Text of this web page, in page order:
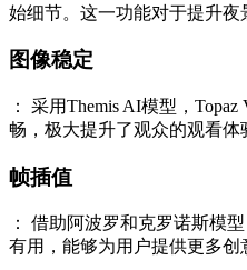
始细节。这一功能对于提升夜
图像稳定
： 采用Themis AI模型，
畅，极大提升了观众的观看体验
帧插值
： 借助阿波罗和克罗诺斯
有用，能够为用户提供更多创意